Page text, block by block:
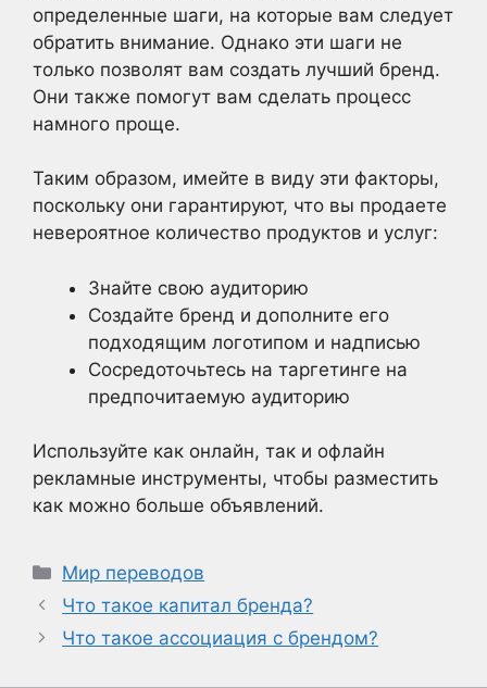
определенные шаги, на которые вам следует
обратить внимание. Однако эти шаги не
только позволят вам создать лучший бренд.
Они также помогут вам сделать процесс
намного проще.
Таким образом, имейте в виду эти факторы,
поскольку они гарантируют, что вы продаете
невероятное количество продуктов и услуг:
Знайте свою аудиторию
Создайте бренд и дополните его
подходящим логотипом и надписью
Сосредоточьтесь на таргетинге на
предпочитаемую аудиторию
Используйте как онлайн, так и офлайн
рекламные инструменты, чтобы разместить
как можно больше объявлений.
Рубрики
Мир переводов
Что такое капитал бренда?
Что такое ассоциация с брендом?